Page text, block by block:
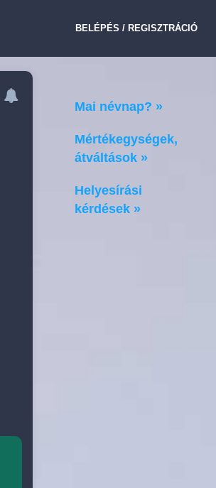
BELÉPÉS / REGISZTRÁCIÓ
Mai névnap? »
Mértékegységek,
átváltások »
Helyesírási
kérdések »